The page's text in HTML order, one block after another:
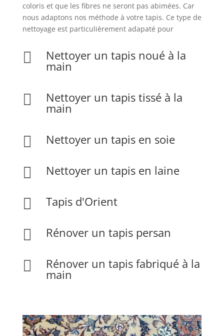
coloris et que les fibres ne seront pas abimées. Car
nous adaptons nos méthode à votre tapis. Ce type de
nettoyage est particulièrement adapaté pour
 Nettoyer un tapis noué à la
main
 Nettoyer un tapis tissé à la
main
 Nettoyer un tapis en soie
 Nettoyer un tapis en laine
 Tapis d'Orient
 Rénover un tapis persan
 Rénover un tapis fabriqué à la
main